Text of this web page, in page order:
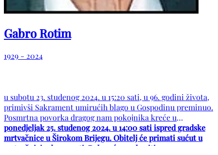
Gabro Rotim
1929 - 2024
u subotu 23. studenog 2024. u 15:20 sati, u 96. godini života,
primivši Sakrament umirućih blago u Gospodinu preminuo.
Posmrtna povorka dragog nam pokojnika kreće u
ponedjeljak 25. studenog 2024. u 14:00 sati ispred gradske
mrtvačnice u Širokom Brijegu. Obitelj će primati sućut u
mrtvačnici od 13:15 sati. Pokop će se obaviti na